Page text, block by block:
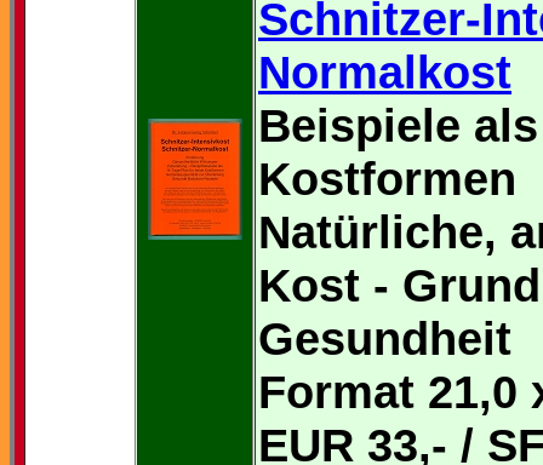
Schnitzer-
Normalkost
Beispiele
Kostformen
Natürliche,
Kost -
Gesundheit
Format 21,0
EUR 33,- /